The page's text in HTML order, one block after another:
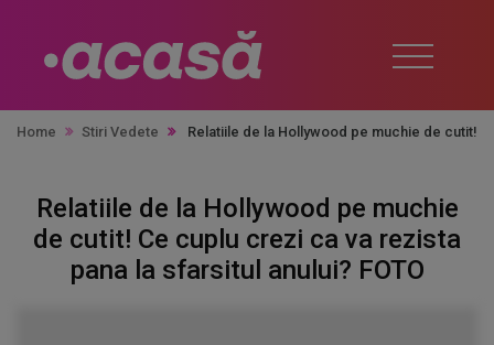
Home Stiri Vedete Relatiile de la Hollywood pe muchie de cutit!
Relatiile de la Hollywood pe muchie
de cutit! Ce cuplu crezi ca va rezista
pana la sfarsitul anului? FOTO